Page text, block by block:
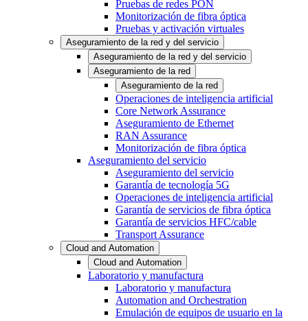
Pruebas de redes PON
Monitorización de fibra óptica
Pruebas y activación virtuales
Aseguramiento de la red y del servicio
Aseguramiento de la red y del servicio
Aseguramiento de la red
Aseguramiento de la red
Operaciones de inteligencia artificial
Core Network Assurance
Aseguramiento de Ethernet
RAN Assurance
Monitorización de fibra óptica
Aseguramiento del servicio
Aseguramiento del servicio
Garantía de tecnología 5G
Operaciones de inteligencia artificial
Garantía de servicios de fibra óptica
Garantía de servicios HFC/cable
Transport Assurance
Cloud and Automation
Cloud and Automation
Laboratorio y manufactura
Laboratorio y manufactura
Automation and Orchestration
Emulación de equipos de usuario en la